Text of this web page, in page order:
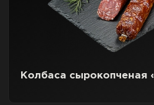
Колбаса сырокопченая